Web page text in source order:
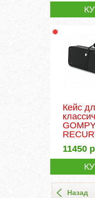
Кейс
11450
Назад